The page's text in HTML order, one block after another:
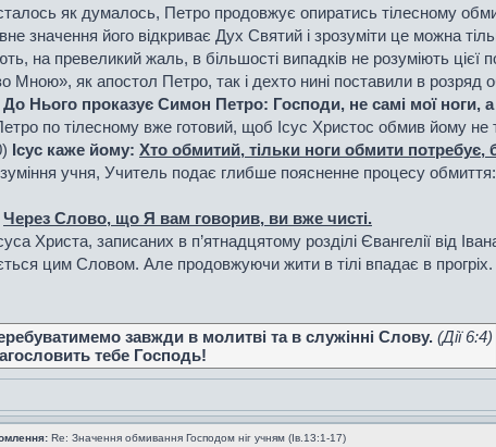
як думалось, Петро продовжує опиратись тілесному
значення його відкриває Дух Святий і зрозуміти це можна
на превеликий жаль, в більшості випадків не розуміють
Мною», як апостол Петро, так і дехто нині поставили в розряд
До Нього проказує Симон Петро: Господи, не самі мої ноги,
по тілесному вже готовий, щоб Ісус Христос обмив йому не
Ісус каже йому: Хто обмитий, тільки ноги обмити потребує,
учня, Учитель подає глибше поясненне процесу
Через Слово, що Я вам говорив, ви вже чисті.
Христа, записаних в п’ятнадцятому розділі Євангелії від
цим Словом. Але продовжуючи жити в тілі впадає в прогріх.
завжди в молитві та в служінні Слову. (Дiї 6:4)
тебе Господь!
Re: Значення обмивання Господом ніг учням (Ів.13:1-17)